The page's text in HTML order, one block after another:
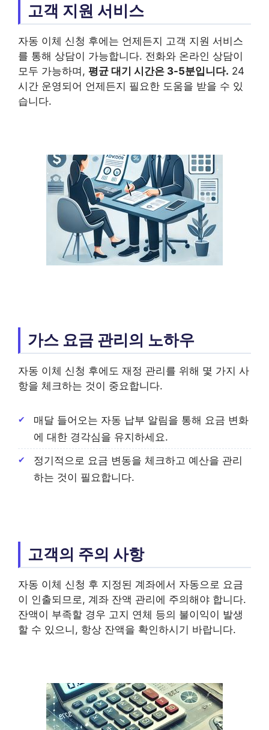
고객 지원 서비스
자동 이체 신청 후에는 언제든지 고객 지원 서비스
를 통해 상담이 가능합니다. 전화와 온라인 상담이
모두 가능하며, 평균 대기 시간은 3-5분입니다. 24
시간 운영되어 언제든지 필요한 도움을 받을 수 있
습니다.
가스 요금 관리의 노하우
자동 이체 신청 후에도 재정 관리를 위해 몇 가지 사
항을 체크하는 것이 중요합니다.
매달 들어오는 자동 납부 알림을 통해 요금 변화
에 대한 경각심을 유지하세요.
정기적으로 요금 변동을 체크하고 예산을 관리
하는 것이 필요합니다.
고객의 주의 사항
자동 이체 신청 후 지정된 계좌에서 자동으로 요금
이 인출되므로, 계좌 잔액 관리에 주의해야 합니다.
잔액이 부족할 경우 고지 연체 등의 불이익이 발생
할 수 있으니, 항상 잔액을 확인하시기 바랍니다.